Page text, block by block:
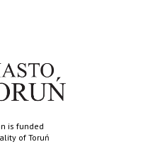
is funded
of Toruń